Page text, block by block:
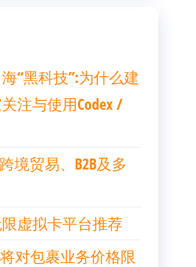
“黑科技”:为什么建
注与使用Codex /
境贸易、B2B及多
虚拟卡平台推荐
将对包裹业务价格限